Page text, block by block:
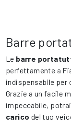
Barre
Le barre
perfettamente a
indispensabile
Grazie a un facile
impeccabile, potrai
carico del tuo